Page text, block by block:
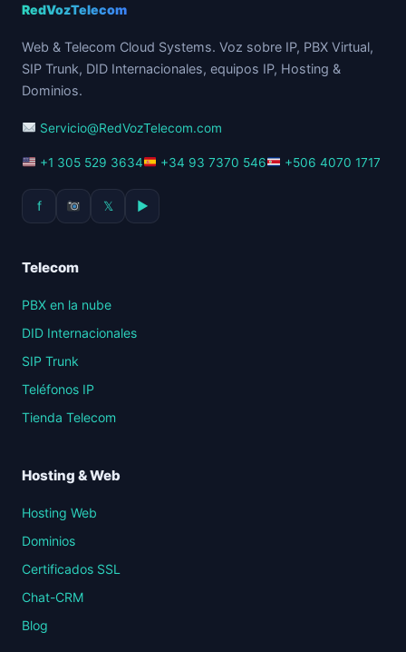
producto
RedVozTelecom
Web & Telecom Cloud Systems. Voz sobre IP, PBX Virtual,
SIP Trunk, DID Internacionales, equipos IP, Hosting &
Dominios.
Servicio@RedVozTelecom.com
+1 305 529 3634 +34 93 7370 546 +506 4070 1717
f 𝕏 ▶
Telecom
PBX en la nube
DID Internacionales
SIP Trunk
Teléfonos IP
Tienda Telecom
Hosting & Web
Hosting Web
Dominios
Certificados SSL
Chat-CRM
Blog